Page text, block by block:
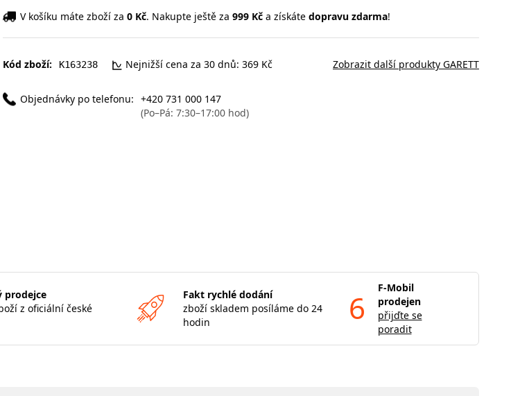
V košíku máte zboží za 0 Kč. Nakupte ještě za 999 Kča získáte dopravu zdarma!
Kód zboží: K163238 Nejnižší cena za 30 dnů: 369 Kč
Objednávky po telefonu: +420 731 000 147
(Po–Pá: 7:30–17:00 hod)
Zobrazit další produkty GARETT
prodejce
z oficiální české
Fakt rychlé dodání
zboží skladem posíláme do 24
hodin
6
F-Mobil
prodejen
přijďte se
poradit